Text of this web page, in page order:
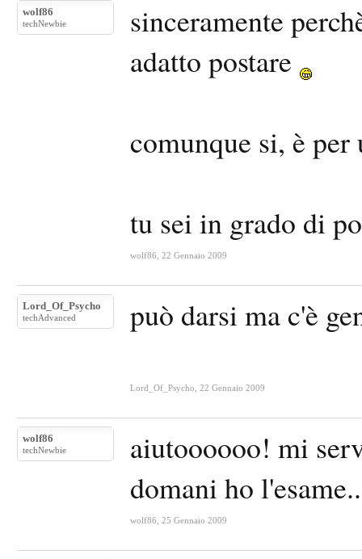
wolf86
techNewbie
sinceramente
adatto postare
comunque si, è
tu sei in grado di
wolf86 22 Gennaio 2009
Lord_Of_Psycho
techAdvanced può darsi ma c'è
Lord_Of_Psycho 22 Gennaio 2009
wolf86
techNewbie
aiutoooooo! mi
domani ho
wolf86 25 Gennaio 2009